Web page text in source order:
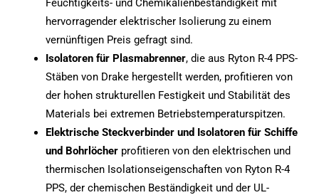
Feuchtigkeits- und Chemikalienbeständigkeit mit
hervorragender elektrischer Isolierung zu einem
vernünftigen Preis gefragt sind.
Isolatoren für Plasmabrenner, die aus Ryton R-4 PPS-
Stäben von Drake hergestellt werden, profitieren von
der hohen strukturellen Festigkeit und Stabilität des
Materials bei extremen Betriebstemperaturspitzen.
Elektrische Steckverbinder und Isolatoren für Schiffe
und Bohrlöcher profitieren von den elektrischen und
thermischen Isolationseigenschaften von Ryton R-4
PPS, der chemischen Beständigkeit und der UL-